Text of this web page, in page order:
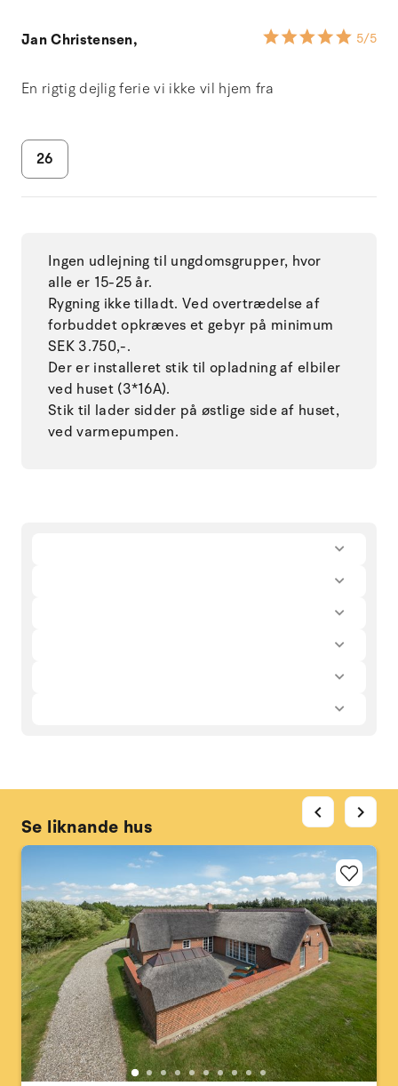
Jan Christensen, 5/5
En rigtig dejlig ferie vi ikke vil hjem fra
26
Ingen udlejning til ungdomsgrupper, hvor
alle er 15-25 år.
Rygning ikke tilladt. Ved overtrædelse af
forbuddet opkræves et gebyr på minimum
SEK 3.750,-.
Der er installeret stik til opladning af elbiler
ved huset (3*16A).
Stik til lader sidder på østlige side af huset,
ved varmepumpen.
Se liknande hus
chevron_left chevron_right